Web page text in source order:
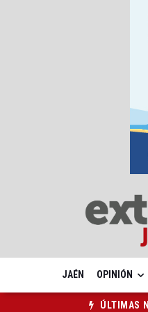
JAÉN OPINIÓN
ÚLTIMAS